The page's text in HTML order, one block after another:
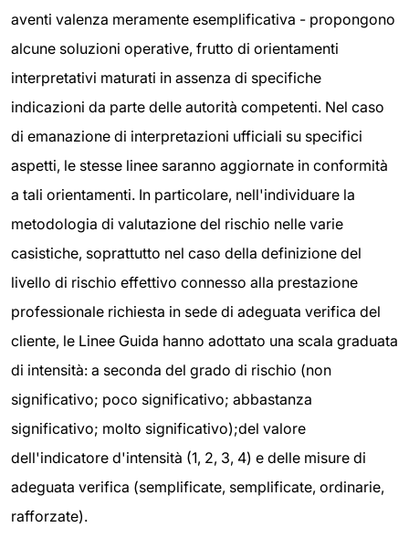
aventi valenza meramente esemplificativa - propongono
alcune soluzioni operative, frutto di orientamenti
interpretativi maturati in assenza di specifiche
indicazioni da parte delle autorità competenti. Nel caso
di emanazione di interpretazioni ufficiali su specifici
aspetti, le stesse linee saranno aggiornate in conformità
a tali orientamenti. In particolare, nell'individuare la
metodologia di valutazione del rischio nelle varie
casistiche, soprattutto nel caso della definizione del
livello di rischio effettivo connesso alla prestazione
professionale richiesta in sede di adeguata verifica del
cliente, le Linee Guida hanno adottato una scala graduata
di intensità: a seconda del grado di rischio (non
significativo; poco significativo; abbastanza
significativo; molto significativo);del valore
dell'indicatore d'intensità (1, 2, 3, 4) e delle misure di
adeguata verifica (semplificate, semplificate, ordinarie,
rafforzate).